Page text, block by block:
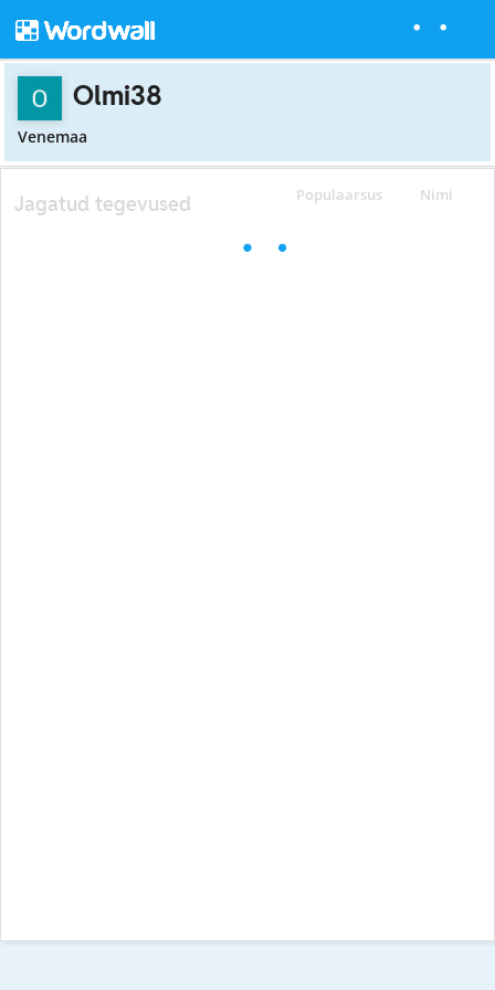
Olmi38
Venemaa
Populaarsus Nimi
Jagatud tegevused